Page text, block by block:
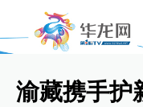
渝藏携手护